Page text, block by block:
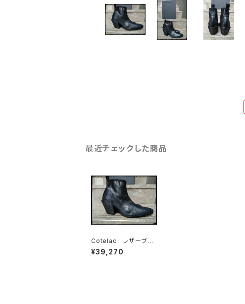
最近チェックした商品
Cotelac レザーブー
ティ Sale 30% off
¥39,270